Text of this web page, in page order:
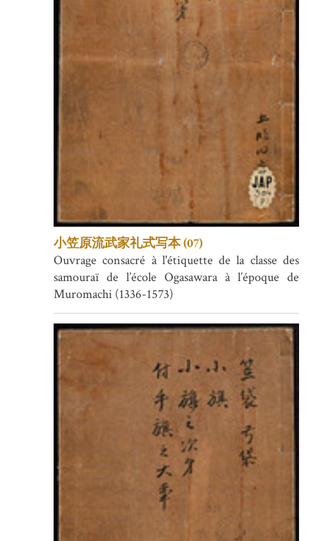
小笠原流武家礼式写本 (07)
Ouvrage consacré à l'étiquette de la classe des
samouraï de l’école Ogasawara à l’époque de
Muromachi (1336-1573)